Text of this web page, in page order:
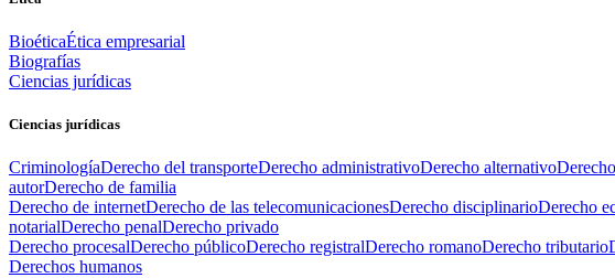
BioéticaÉtica empresarial
Biografías
Ciencias jurídicas
Ciencias jurídicas
CriminologíaDerecho del transporteDerecho administrativoDerecho alternativo
autorDerecho de familia
Derecho de internetDerecho de las telecomunicacionesDerecho disciplinarioDerecho
notarialDerecho penalDerecho privado
Derecho procesalDerecho públicoDerecho registralDerecho romanoDerecho tributario
Derechos humanos